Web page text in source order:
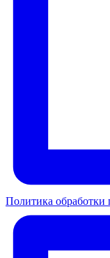
Политика